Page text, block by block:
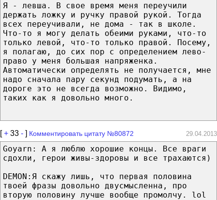
Я - левша. В свое время меня переучили
держать ложку и ручку правой рукой. Тогда
всех переучивали, не дома - так в школе.
Что-то я могу делать обеими руками, что-то
только левой, что-то только правой. Посему,
я полагаю, до сих пор с определением лево-
право у меня большая напряженка.
Автоматически определять не получается, мне
надо сначала пару секунд подумать, а на
дороге это не всегда возможно. Видимо,
таких как я довольно много.
[+ 33 - ] Комментировать цитату №80872 29.04.2013
Goyarn: А я люблю хорошие концы. Все враги
сдохли, герои живы-здоровы и все трахаются)
DEMON:Я скажу лишь, что первая половина
твоей фразы довольно двусмысленна, про
вторую половину лучше вообще промолчу. lol